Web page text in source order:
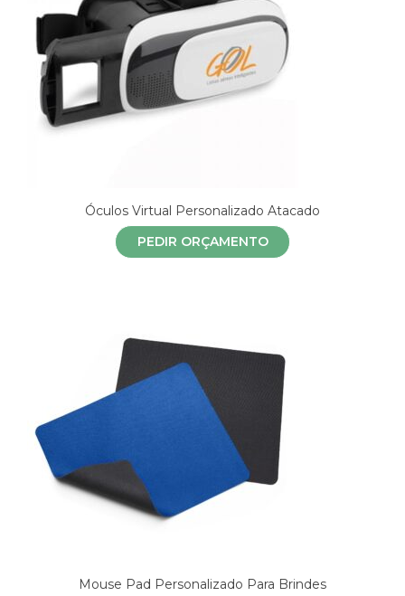
Óculos Virtual Personalizado Atacado
PEDIR ORÇAMENTO
Mouse Pad Personalizado Para Brindes